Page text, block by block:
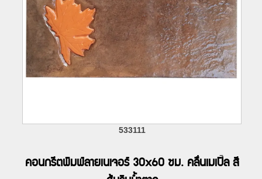
533111
คอนกรีตพิมพ์ลายเนเจอร์ 30x60 ซม. คลื่นเมเปิ้ล สี